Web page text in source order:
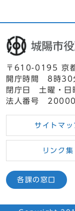
〒610-0195 京
開庁時間 8時30
閉庁日 土曜・日
法人番号
サイトマッ
リンク集
各課の窓口